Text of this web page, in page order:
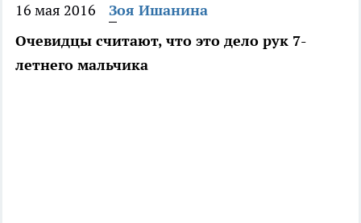
16 мая 2016
Зоя Ишанина
Очевидцы считают, что это дело рук 7-
летнего мальчика